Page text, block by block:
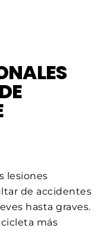
lesiones
de accidentes
hasta graves.
más